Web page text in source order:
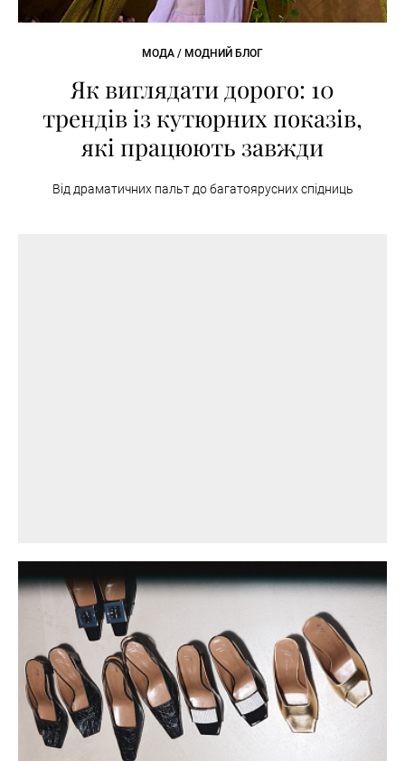
МОДА / МОДНИЙ БЛОГ
Як виглядати дорого: 10
трендів із кутюрних показів,
які працюють завжди
Від драматичних пальт до багатоярусних спідниць